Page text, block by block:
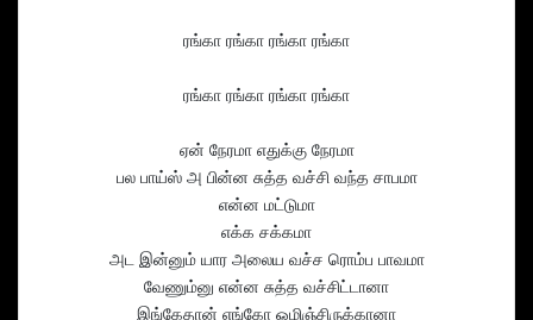
ரங்கா ரங்கா ரங்கா ரங்கா
ரங்கா ரங்கா ரங்கா ரங்கா
ஏன் நேரமா எதுக்கு நேரமா
பல பாய்ஸ் அ பின்ன சுத்த வச்சி வந்த சாபமா
என்ன மட்டுமா
எக்க சக்கமா
அட இன்னும் யார அலைய வச்ச ரொம்ப பாவமா
வேணும்னு என்ன சுத்த வச்சிட்டானா
இங்கேதான் எங்கோ ஒழிஞ்சிருக்கானா